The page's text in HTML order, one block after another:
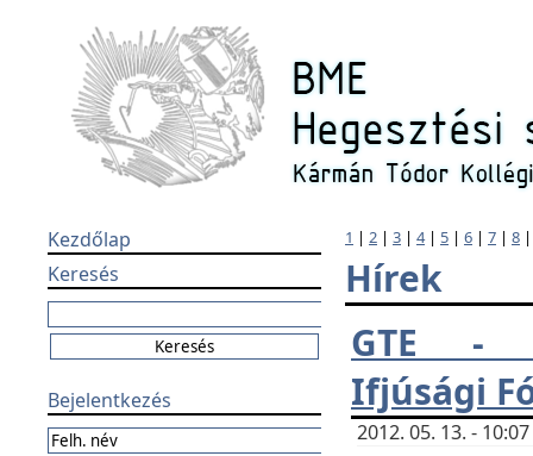
Kezdőlap
Keresés
Bejelentkezés
1 | 2 | 3 | 4| 5 | 6 | 7 | 8
Hírek
GTE -
Ifjúsági
2012. 05. 13. -